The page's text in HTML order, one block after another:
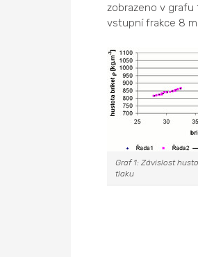
zobrazeno v grafu
vstupní frakce 8
Graf 1: Závislost
tlaku